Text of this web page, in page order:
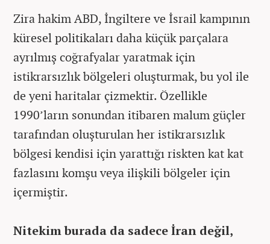
Zira hakim ABD, İngiltere ve İsrail kampının
küresel politikaları daha küçük parçalara
ayrılmış coğrafyalar yaratmak için
istikrarsızlık bölgeleri oluşturmak, bu yol ile
de yeni haritalar çizmektir. Özellikle
1990’ların sonundan itibaren malum güçler
tarafından oluşturulan her istikrarsızlık
bölgesi kendisi için yarattığı riskten kat kat
fazlasını komşu veya ilişkili bölgeler için
içermiştir.
Nitekim burada da sadece İran değil,